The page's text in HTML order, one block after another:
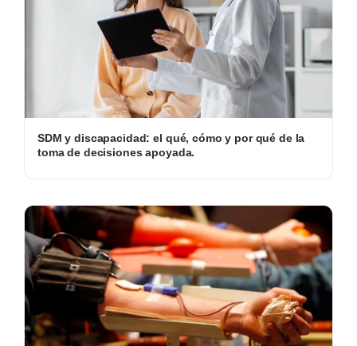
SDM y discapacidad: el qué, cómo y por qué de la
toma de decisiones apoyada.